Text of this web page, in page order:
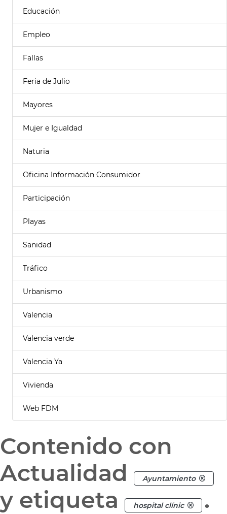
Educación
Empleo
Fallas
Feria de Julio
Mayores
Mujer e Igualdad
Naturia
Oficina Información Consumidor
Participación
Playas
Sanidad
Tráfico
Urbanismo
Valencia
Valencia verde
Valencia Ya
Vivienda
Web FDM
Contenido con
Actualidad
Ayuntamiento
y etiqueta hospital clínic .